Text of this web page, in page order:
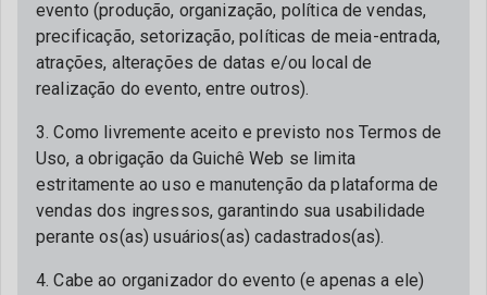
evento (produção, organização, política de vendas,
precificação, setorização, políticas de meia-entrada,
atrações, alterações de datas e/ou local de
realização do evento, entre outros).
3. Como livremente aceito e previsto nos Termos de
Uso, a obrigação da Guichê Web se limita
estritamente ao uso e manutenção da plataforma de
vendas dos ingressos, garantindo sua usabilidade
perante os(as) usuários(as) cadastrados(as).
4. Cabe ao organizador do evento (e apenas a ele)